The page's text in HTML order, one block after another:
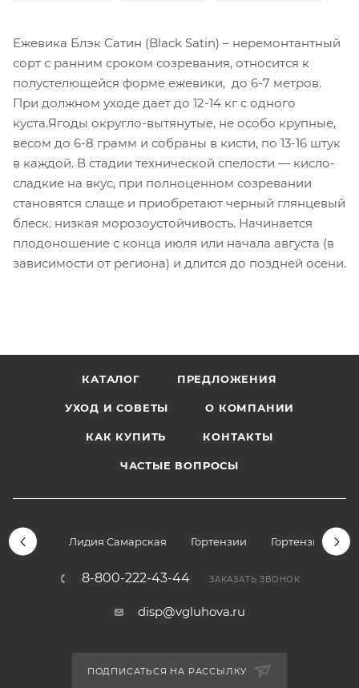
Ежевика Блэк Сатин (Black Satin) – неремонтантный
сорт с ранним сроком созревания, относится к
полустелющейся форме ежевики, до 6-7 метров.
При должном уходе дает до 12-14 кг с одного
куста.Ягоды округло-вытянутые, не особо крупные,
весом до 6-8 грамм и собраны в кисти, по 13-16 штук
в каждой. В стадии технической спелости — кисло-
сладкие на вкус, при полноценном созревании
становятся слаще и приобретают черный глянцевый
блеск. низкая морозоустойчивость. Начинается
плодоношение с конца июля или начала августа (в
зависимости от региона) и длится до поздней осени.
КАТАЛОГ ПРЕДЛОЖЕНИЯ
УХОД И СОВЕТЫ О КОМПАНИИ
КАК КУПИТЬ КОНТАКТЫ
ЧАСТЫЕ ВОПРОСЫ
Лидия Самарская Гортензии Гортензии
8-800-222-43-44 ЗАКАЗАТЬ ЗВОНОК
disp@vgluhova.ru
ПОДПИСАТЬСЯ НА РАССЫЛКУ